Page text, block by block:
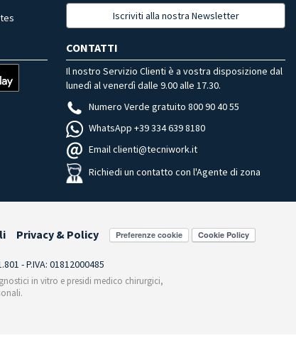
Iscriviti alla nostra Newsletter
CONTATTI
Il nostro Servizio Clienti è a vostra disposizione dal
lunedì al venerdì dalle 9.00 alle 17.30.
Numero Verde gratuito 800 90 40 55
WhatsApp +39 334 639 8180
Email clienti@tecniwork.it
Richiedi un contatto con l'Agente di zona
Privacy & Policy Preferenze cookie
- P.IVA: 01812000485
in vitro e presidi medico chirurgici,